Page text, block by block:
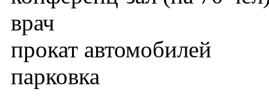
врач
прокат автомобилей
парковка